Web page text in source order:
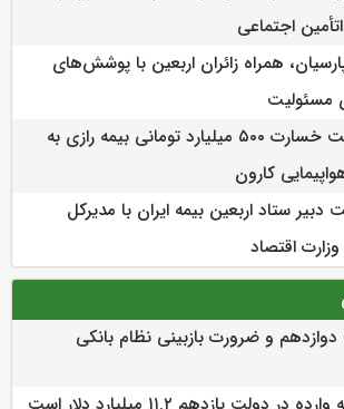
اجتماعی
همراه زائران اربعین با پوشش‌های
مسئولیت
پرداخت خسارت ۵۰۰ میلیارد تومانی بیمه رازی به
کارون
ستاد اربعین بیمه ایران با مدیرکل
اقتصاد
و ضرورت بازبینی نظام بانکی